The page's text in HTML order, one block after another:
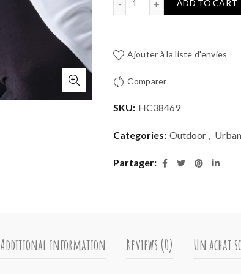
ADD TO CART
Ajouter à la liste d'envies
Comparer
SKU: HC38469
Categories: Outdoor , Urban
Partager
Additional information Reviews (0) Un achat